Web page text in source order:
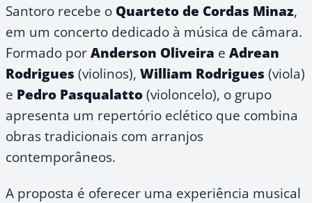
Santoro recebe o Quarteto de Cordas Minaz,
em um concerto dedicado à música de câmara.
Formado porAnderson Oliveira e Adrean
Rodrigues (violinos), William Rodrigues (viola)
e Pedro Pasqualatto(violoncelo), o grupo
apresenta um repertório eclético que combina
obras tradicionais com arranjos
contemporâneos.
A proposta é oferecer uma experiência musical